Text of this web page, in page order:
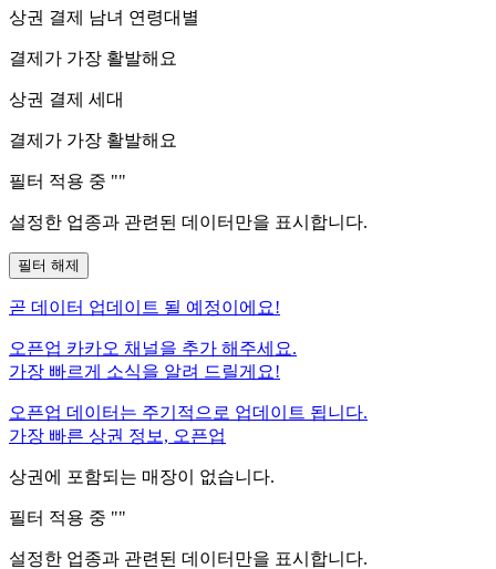
상권 결제 남녀 연령대별
결제가 가장 활발해요
상권 결제 세대
결제가 가장 활발해요
필터 적용 중 ""
설정한 업종과 관련된 데이터만을 표시합니다.
필터 해제
곧 데이터 업데이트 될 예정이에요!
오픈업 카카오 채널을 추가 해주세요.
가장 빠르게 소식을 알려 드릴게요!
오픈업 데이터는 주기적으로 업데이트 됩니다.
가장 빠른 상권 정보, 오픈업
상권에 포함되는 매장이 없습니다.
필터 적용 중 ""
설정한 업종과 관련된 데이터만을 표시합니다.